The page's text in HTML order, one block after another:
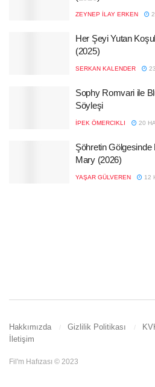
ZEYNEP İLAY ERKEN
Her Şeyi Yutan
(2025)
SERKAN KALENDER
Sophy Romvari ile
Söyleşi
İPEK ÖMERCIKLI 20
Şöhretin Gölgesinde
Mary (2026)
YAŞAR GÜLVEREN 12
Hakkımızda Gizlilik Politikası
İletişim
Fil'm Hafızası © 2023